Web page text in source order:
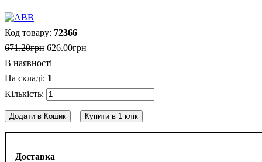
Доставка
72366
671.20грн 626.00грн
В наявності
1
Додати в Кошик Купити в 1 клік